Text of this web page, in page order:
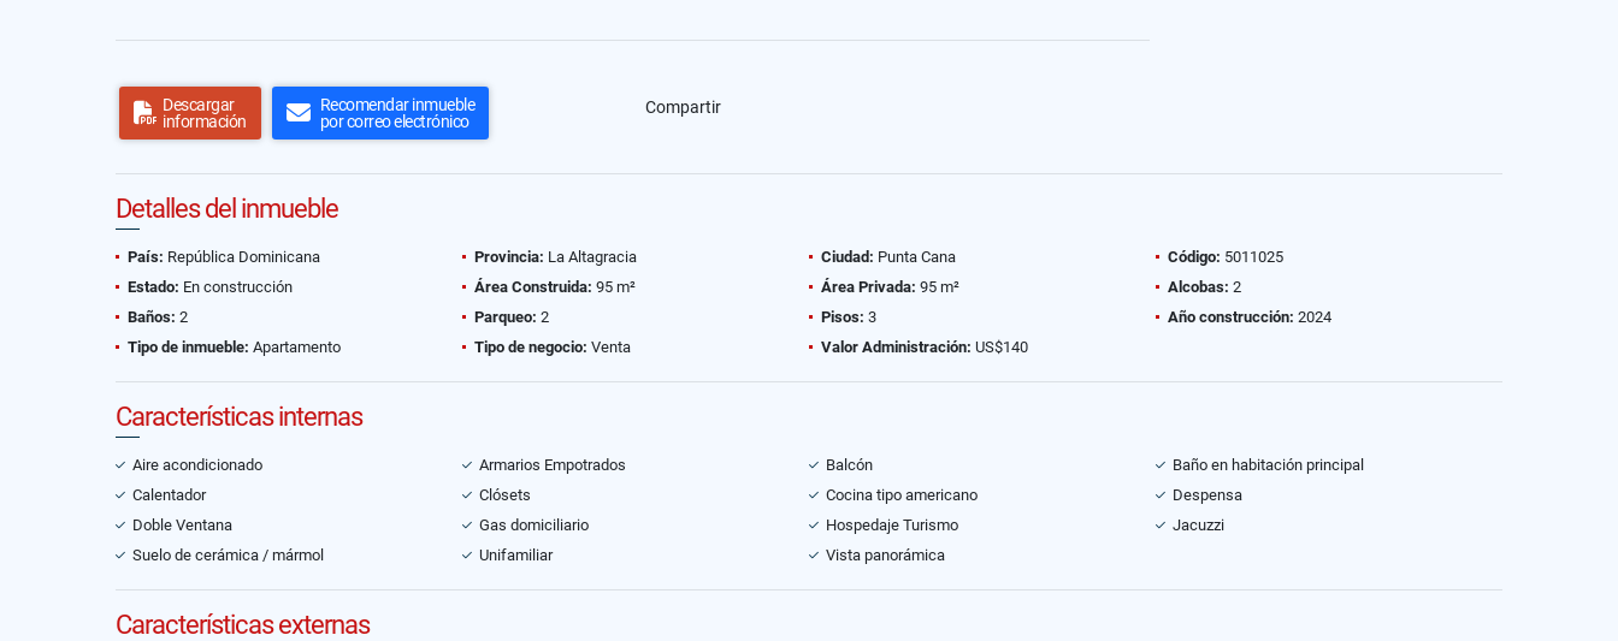
Descargar
información
Recomendar inmueble
por correo electrónico
Compartir
Detalles del inmueble
País: República Dominicana Provincia: La Altagracia Ciudad: Punta Cana Código: 5011025
Estado: En construcción Área Construida: 95 m² Área Privada: 95 m² Alcobas: 2
Baños: 2 Parqueo: 2 Pisos: 3 Año construcción: 2024
Tipo de inmueble: Apartamento Tipo de negocio: Venta Valor Administración: US$140
Características internas
Aire acondicionado Armarios Empotrados Balcón
Baño en habitación principal
Calentador
Clósets Cocina tipo americano
Despensa
Doble Ventana
Gas domiciliario Hospedaje Turismo
Jacuzzi
Suelo de cerámica / mármol
Unifamiliar Vista panorámica
Características externas